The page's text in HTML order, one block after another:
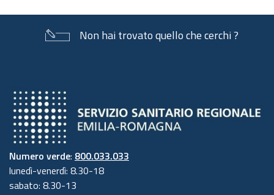
Non hai trovato quello che cerchi ?
Numero verde: 800.033.033
lunedì-venerdì: 8.30-18
sabato: 8.30-13